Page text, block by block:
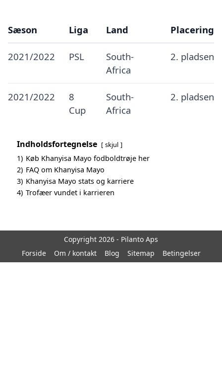
Sæson Liga Land Placering
2021/2022 PSL
South-
Africa
2. pladsen
2021/2022
8
Cup
South-
Africa
2. pladsen
Indholdsfortegnelse skjul
1) Køb Khanyisa Mayo fodboldtrøje her
2) FAQ om Khanyisa Mayo
3) Khanyisa Mayo stats og karriere
4) Trofæer vundet i karrieren
Copyright 2026 - Pilanto Aps
Forside
Om / kontakt Blog Sitemap Betingelser